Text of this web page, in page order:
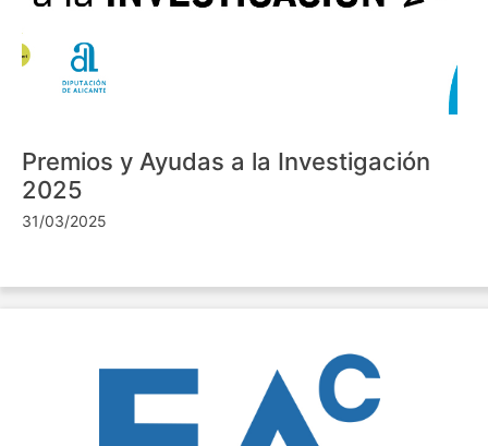
Premios y Ayudas a la Investigación
2025
31/03/2025